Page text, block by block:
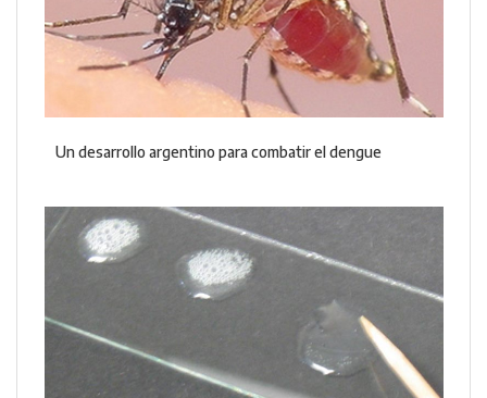
Un desarrollo argentino para combatir el dengue